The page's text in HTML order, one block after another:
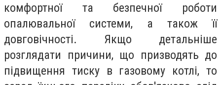
комфортної та безпечної роботи
опалювальної системи, а також її
довговічності. Якщо детальніше
розглядати причини, що призводять до
підвищення тиску в газовому котлі, то